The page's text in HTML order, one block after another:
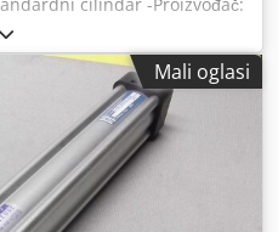
širina x 80" dubina (105
masa: 404 kg Napon:
8 kW 404 kg Stanje: rabljeno
sliku) (Zadržavamo pravo na
podacima!) Za dodatna
telefonom.
tip C4-200-40 -Tok: 240
2x dostupna cilindra -
280 / H470 mm -Težina:
Mali oglasi